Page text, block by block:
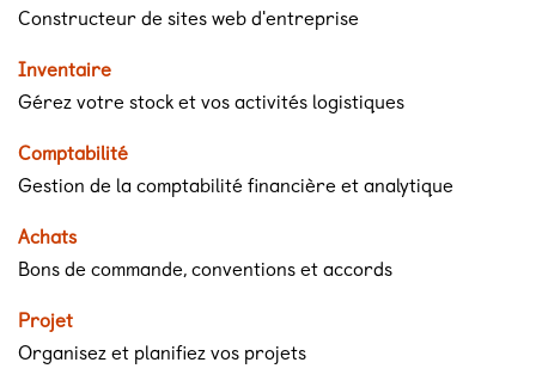
Constructeur de sites web d'entreprise
Inventaire
Gérez votre stock et vos activités logistiques
Comptabilité
Gestion de la comptabilité financière et analytique
Achats
Bons de commande, conventions et accords
Projet
Organisez et planifiez vos projets